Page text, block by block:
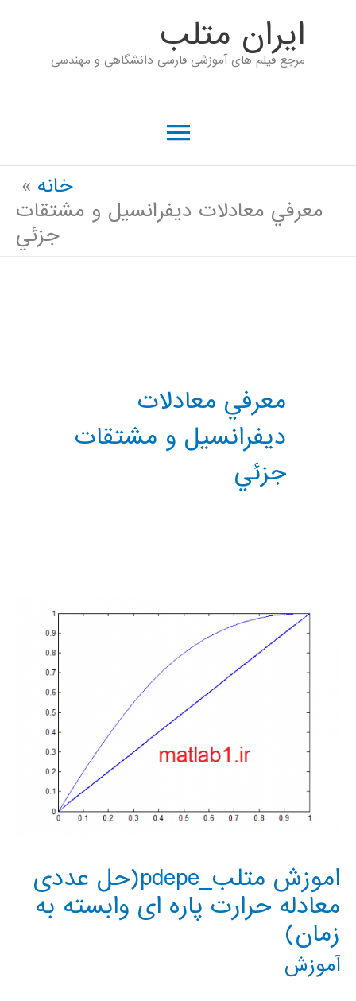
ايران متلب
مرجع فیلم های آموزشی فارسی دانشگاهی و مهندسی
فهرست
خانه
معرفي معادلات ديفرانسيل و مشتقات
جزئي
معرفي معادلات
ديفرانسيل و مشتقات
جزئي
اموزش متلب_pdepe(حل عددی
معادله حرارت پاره ای وابسته به
زمان)
آموزش